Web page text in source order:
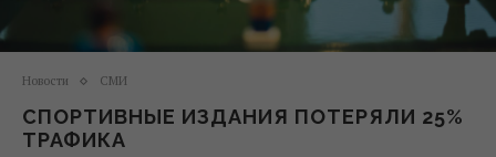
Новости СМИ
СПОРТИВНЫЕ ИЗДАНИЯ ПОТЕРЯЛИ 25%
ТРАФИКА